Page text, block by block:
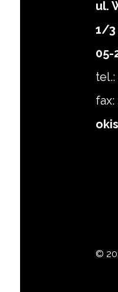
ul.
1/3
05-
tel.:
fax:
©